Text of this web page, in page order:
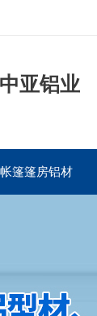
亚铝业
帐篷篷房铝材